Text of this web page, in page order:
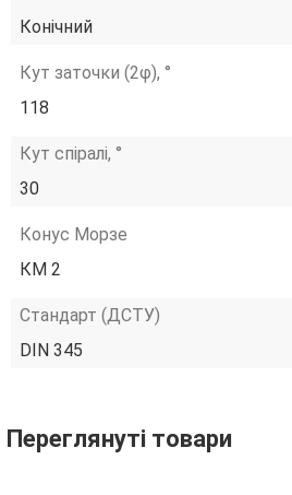
Конічний
Кут заточки (2φ), °
118
Кут спіралі, °
30
Конус Морзе
КМ 2
Стандарт (ДСТУ)
DIN 345
Переглянуті товари